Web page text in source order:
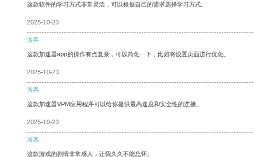
这款软件的学习方式非常灵活，可以根据自己的需求选择学习方式。
2025-10-23
游客
这款加速器app的操作有点复杂，可以简化一下，比如将设置页面进行优化。
2025-10-23
游客
这款加速器VPM应用程序可以给你提供最高速度和安全性的连接。
2025-10-23
游客
这款游戏的剧情非常感人，让我久久不能忘怀。